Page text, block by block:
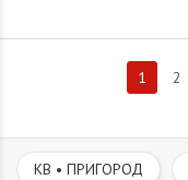
1 2
КВ • ПРИГОРОД